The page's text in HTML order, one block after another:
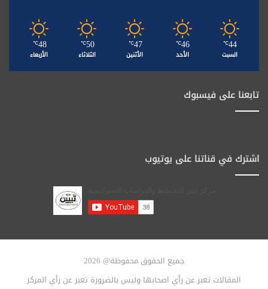
44
℃
السبت
46
℃
الأحد
47
℃
الأثنين
50
℃
الثلاثاء
48
℃
الأربعاء
تابعنا على فيسبوك
اشترك في قناتنا على يوتيوب
جميع الحقوق محفوظة@ 2026
المقالات تعبر عن رأي اصحابها وليس بالضرورة تعبر عن رأي المركز